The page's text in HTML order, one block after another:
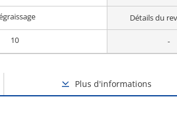
Détails du
10 -
Plus d'informations